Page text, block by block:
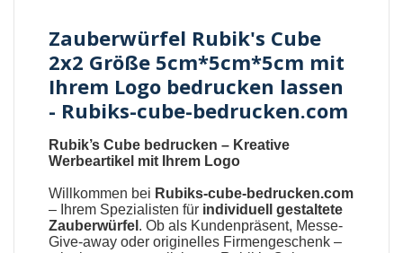
Zauberwürfel Rubik's Cube
2x2 Größe 5cm*5cm*5cm mit
Ihrem Logo bedrucken lassen
- Rubiks-cube-bedrucken.com
Rubik’s Cube bedrucken – Kreative
Werbeartikel mit Ihrem Logo
Willkommen bei Rubiks-cube-bedrucken.com
– Ihrem Spezialisten für individuell gestaltete
Zauberwürfel . Ob als Kundenpräsent, Messe-
Give-away oder originelles Firmengeschenk –